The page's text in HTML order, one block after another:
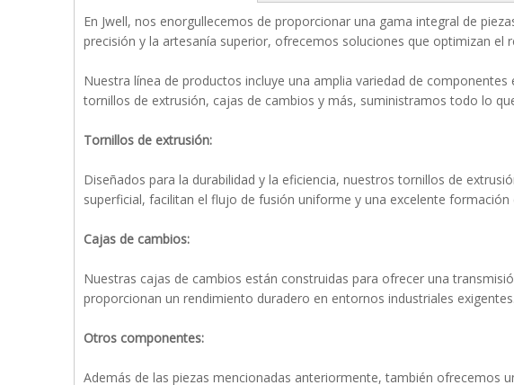
En Jwell, nos enorgullecemos de proporcionar una gama integral de
precisión y la artesanía superior, ofrecemos soluciones que optimizan el
Nuestra línea de productos incluye una amplia variedad de
tornillos de extrusión, cajas de cambios y más, suministramos todo lo
Tornillos de extrusión:
Diseñados para la durabilidad y la eficiencia, nuestros tornillos de
superficial, facilitan el flujo de fusión uniforme y una excelente formación
Cajas de cambios:
Nuestras cajas de cambios están construidas para ofrecer una
proporcionan un rendimiento duradero en entornos industriales exigentes.
Otros componentes:
Además de las piezas mencionadas anteriormente, también ofrecemos